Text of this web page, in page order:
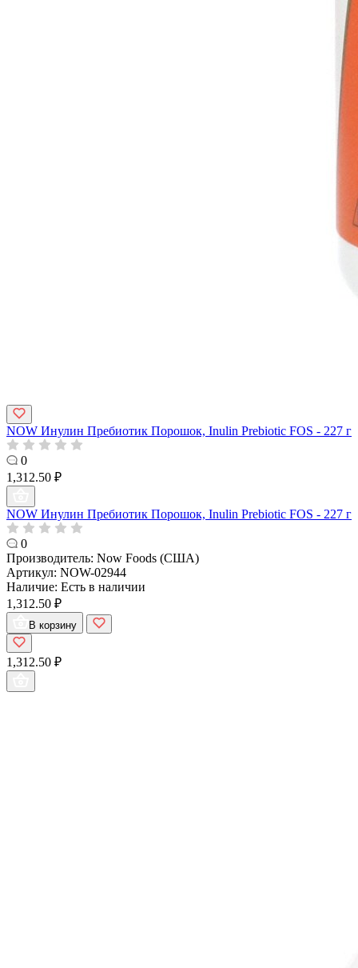
NOW Инулин Пребиотик Порошок, Inulin Prebiotic FOS - 227 г
0
1,312.50 ₽
NOW Инулин Пребиотик Порошок, Inulin Prebiotic FOS - 227 г
0
Производитель: Now Foods (США)
Артикул: NOW-02944
Наличие: Есть в наличии
1,312.50 ₽
В корзину
1,312.50 ₽